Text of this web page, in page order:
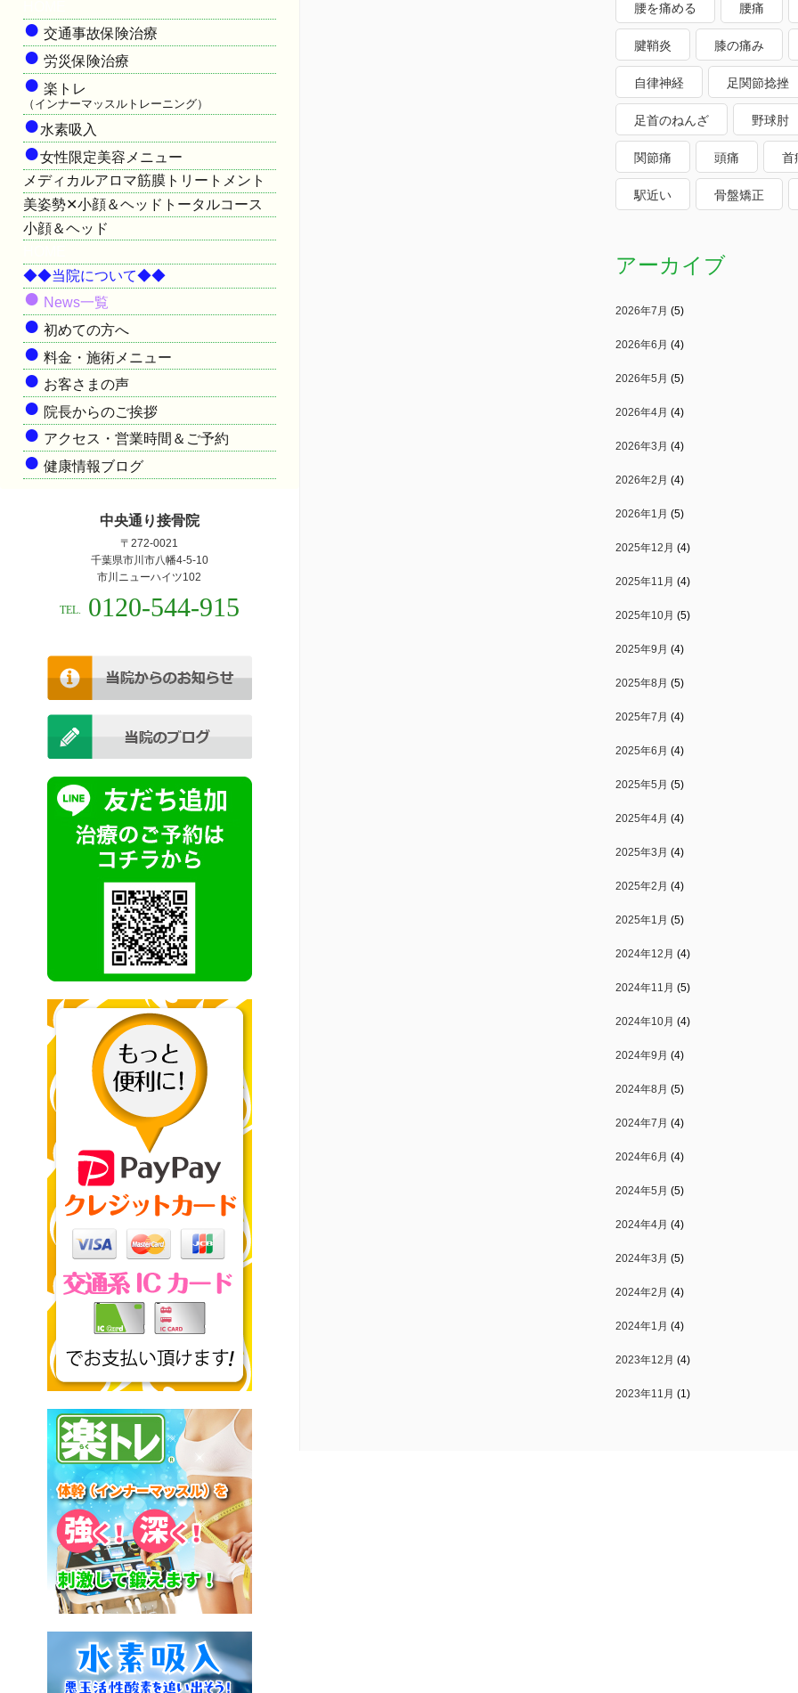
● 交通事故保険治療
● 労災保険治療
● 楽トレ
（インナーマッスルトレーニング）
●水素吸入
●女性限定美容メニュー
メディカルアロマ筋膜トリートメント
美姿勢✕小顔＆ヘッドトータルコース
小顔＆ヘッド
◆◆当院について◆◆
● News一覧
● 初めての方へ
● 料金・施術メニュー
● お客さまの声
● 院長からのご挨拶
● アクセス・営業時間＆ご予約
● 健康情報ブログ
中央通り接骨院
〒272-0021
千葉県市川市八幡4-5-10
市川ニューハイツ102
TEL. 0120-544-915
腰を痛める 腰痛
腱鞘炎 膝の痛み
自律神経 足関節捻挫
足首のねんざ 野球肘
関節痛 頭痛 首
駅近い 骨盤矯正
アーカイブ
2026年7月 (5)
2026年6月 (4)
2026年5月 (5)
2026年4月 (4)
2026年3月 (4)
2026年2月 (4)
2026年1月 (5)
2025年12月 (4)
2025年11月 (4)
2025年10月 (5)
2025年9月 (4)
2025年8月 (5)
2025年7月 (4)
2025年6月 (4)
2025年5月 (5)
2025年4月 (4)
2025年3月 (4)
2025年2月 (4)
2025年1月 (5)
2024年12月 (4)
2024年11月 (5)
2024年10月 (4)
2024年9月 (4)
2024年8月 (5)
2024年7月 (4)
2024年6月 (4)
2024年5月 (5)
2024年4月 (4)
2024年3月 (5)
2024年2月 (4)
2024年1月 (4)
2023年12月 (4)
2023年11月 (1)